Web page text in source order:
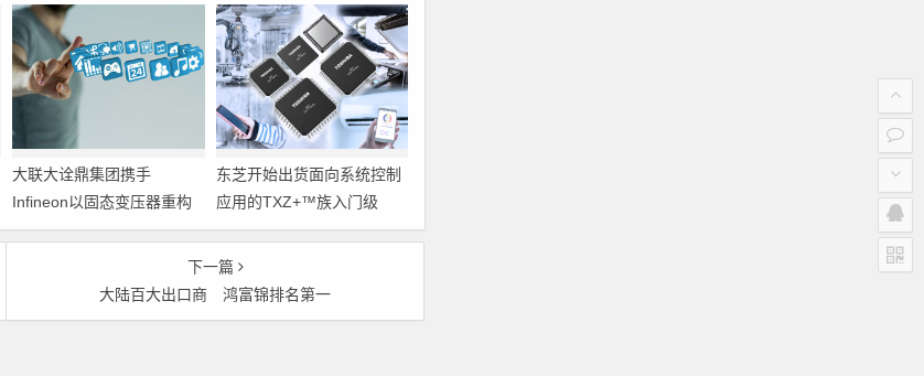
大联大诠鼎集团携手
Infineon以固态变压器重构
配电效率新标杆
东芝开始出货面向系统控制
应用的TXZ+™族入门级
M4V组（搭载Arm
Cortex‑M4内核的标准微控
制器）工程样品
下一篇
大陆百大出口商 鸿富锦排名第一